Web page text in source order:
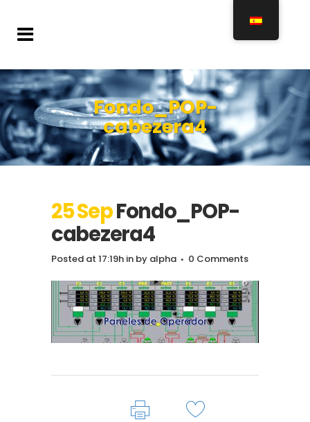
Fondo_POP-
cabezera4
25 SepFondo_POP-
cabezera4
Posted at 17:19h in by alpha 0 Comments